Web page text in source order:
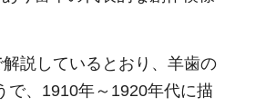
説しているとおり、羊歯の
で、1910年～1920年代に描